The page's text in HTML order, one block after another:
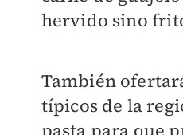
hervido sino
También
típicos de la